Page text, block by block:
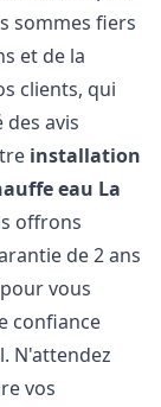
sommes fiers
et de la
clients, qui
avis
installation
eau La
offrons
de 2 ans
vous
confiance
N'attendez
vos